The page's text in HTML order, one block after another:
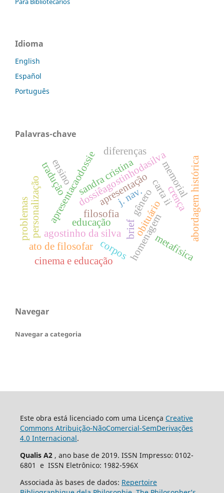
Idioma
English
Español
Português
Palavras-chave
apresentação
dossiêagostinhodasilva
apresentacaodossie
tradução
brief
j. nav.
agostinho da silva
carta ii
sandra cristina
obituário
homenagem
memorial
diferenças
corpos
filosofia
metafísica
ato de filosofar
educação
personalização crença
cinema e educação
gênero abordagem histórica
ensino
problemas
Navegar
Navegar a categoria
Este obra está licenciado com uma Licença Creative
Commons Atribuição-NãoComercial-SemDerivações
4.0 Internacional.
Qualis A2 , ano base de 2019. ISSN Impresso: 0102-
6801 e ISSN Eletrônico: 1982-596X
Associada às bases de dados: Repertoire